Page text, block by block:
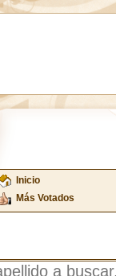
Inicio
Más Votados